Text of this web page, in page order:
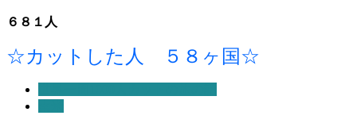
６８１人
☆カットした人 ５８ヶ国☆